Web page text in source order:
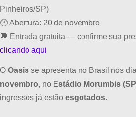
Pinheiros/SP)
🕐 Abertura: 20 de novembro
💬 Entrada gratuita — confirme sua
clicando aqui
O Oasis se apresenta no Brasil nos
novembro, no Estádio Morumbis
ingressos já estão esgotados.